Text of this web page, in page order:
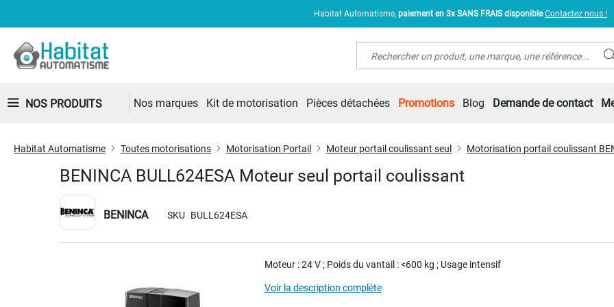
Habitat Automatisme, paiement en 3x SANS FRAIS disponible Contactez nous !
NOS PRODUITS Nos marques Kit de motorisation Pièces détachées Promotions Blog Demande de contact
Habitat Automatisme Toutes motorisations Motorisation Portail Moteur portail coulissant seul Motorisation portail coulissant
BENINCA BULL624ESA Moteur seul portail coulissant
BENINCA SKU BULL624ESA
Moteur : 24 V ; Poids du vantail : <600 kg ; Usage intensif
Voir la description complète